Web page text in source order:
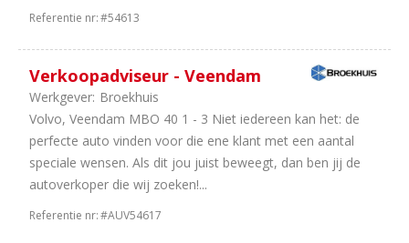
Referentie nr:#54613
Verkoopadviseur - Veendam
Werkgever: Broekhuis
Volvo, Veendam MBO 40 1 - 3 Niet iedereen kan het: de
perfecte auto vinden voor die ene klant met een aantal
speciale wensen. Als dit jou juist beweegt, dan ben jij de
autoverkoper die wij zoeken!...
Referentie nr:#AUV54617